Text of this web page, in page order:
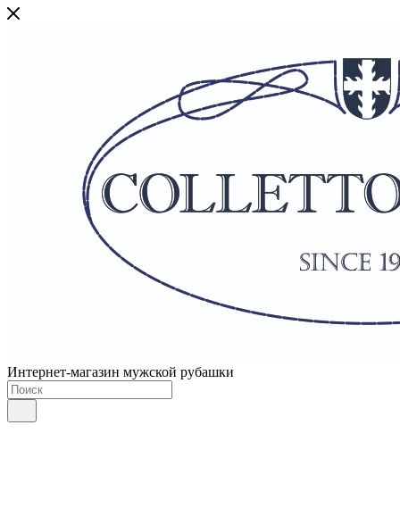
Интернет-магазин мужской рубашки